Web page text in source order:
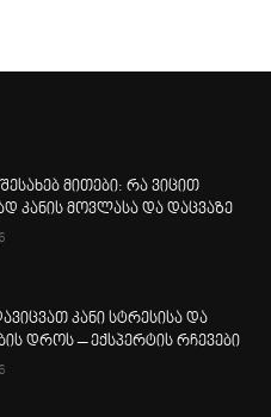
მითები: რა ვიცით
კანის მოვლასა და დაცვაზე
კანი სტრესისა და
დროს – ექსპერტის რჩევები